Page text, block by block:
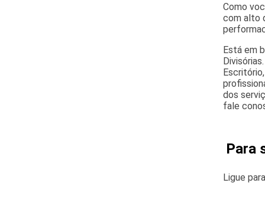
Como
com alto
Está em
dos
fale
Para
Ligue